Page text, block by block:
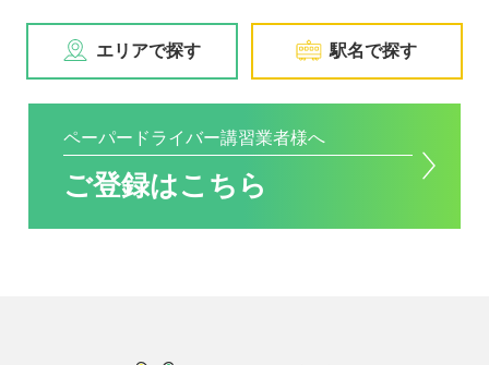
エリアで探す 駅名で探す
ペーパードライバー講習業者様へ
ご登録はこちら